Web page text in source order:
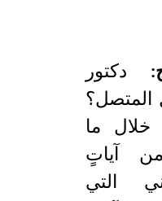
دكتور
ما
من آياتٍ
التي